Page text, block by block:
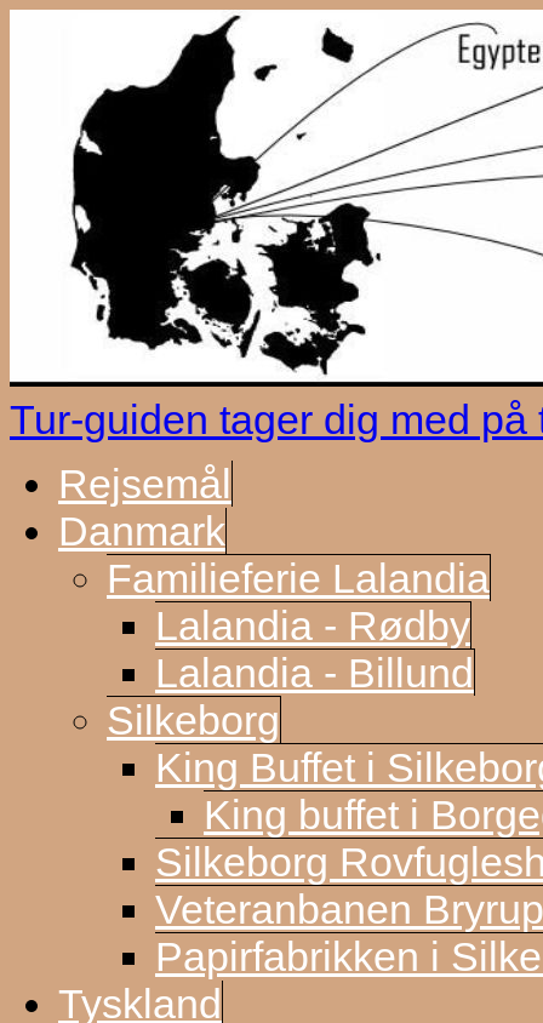
Tur-guiden tager dig med
Rejsemål
Danmark
Familieferie Lalandia
Lalandia - Rødby
Lalandia - Billund
Silkeborg
King Buffet i
King buffet i
Silkeborg
Veteranbanen
Papirfabrikken i
Tyskland